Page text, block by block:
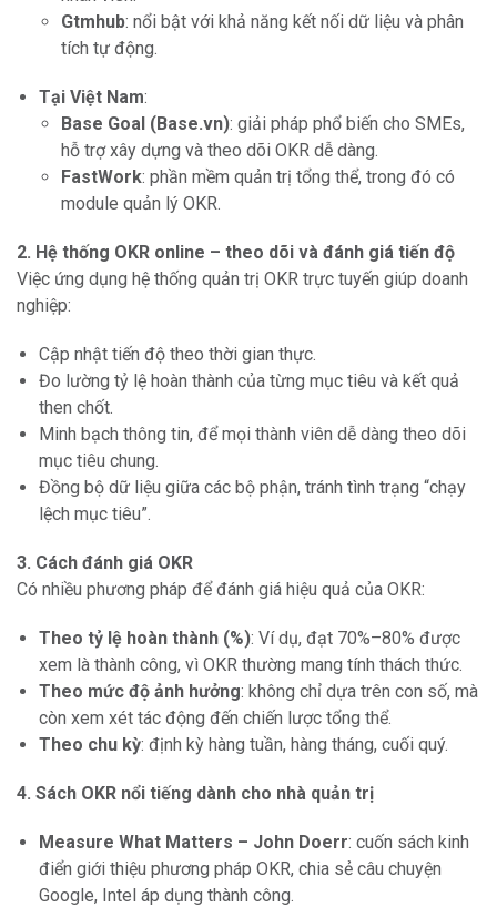
Gtmhub: nổi bật với khả năng kết nối dữ liệu và phân
tích tự động.
Tại Việt Nam:
Base Goal (Base.vn): giải pháp phổ biến cho SMEs,
hỗ trợ xây dựng và theo dõi OKR dễ dàng.
FastWork: phần mềm quản trị tổng thể, trong đó có
module quản lý OKR.
2. Hệ thống OKR online – theo dõi và đánh giá tiến độ
Việc ứng dụng hệ thống quản trị OKR trực tuyến giúp doanh
nghiệp:
Cập nhật tiến độ theo thời gian thực.
Đo lường tỷ lệ hoàn thành của từng mục tiêu và kết quả
then chốt.
Minh bạch thông tin, để mọi thành viên dễ dàng theo dõi
mục tiêu chung.
Đồng bộ dữ liệu giữa các bộ phận, tránh tình trạng “chạy
lệch mục tiêu”.
3. Cách đánh giá OKR
Có nhiều phương pháp để đánh giá hiệu quả của OKR:
Theo tỷ lệ hoàn thành (%): Ví dụ, đạt 70%–80% được
xem là thành công, vì OKR thường mang tính thách thức.
Theo mức độ ảnh hưởng: không chỉ dựa trên con số, mà
còn xem xét tác động đến chiến lược tổng thể.
Theo chu kỳ: định kỳ hàng tuần, hàng tháng, cuối quý.
4. Sách OKR nổi tiếng dành cho nhà quản trị
Measure What Matters – John Doerr: cuốn sách kinh
điển giới thiệu phương pháp OKR, chia sẻ câu chuyện
Google, Intel áp dụng thành công.